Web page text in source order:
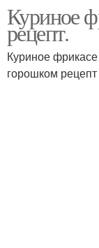
Фрикасе в
соусе
Куриное
рецепт.
Куриное
горошком рецепт